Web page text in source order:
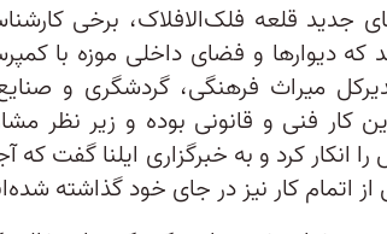
جدید قلعه فلک‌الافلاک، برخی
که دیوارها و فضای داخلی موزه با
میراث فرهنگی، گردشگری و
کار فنی و قانونی بوده و زیر نظر
انکار کرد و به خبرگزاری ایلنا گفت که
اتمام کار نیز در جای خود گذاشته